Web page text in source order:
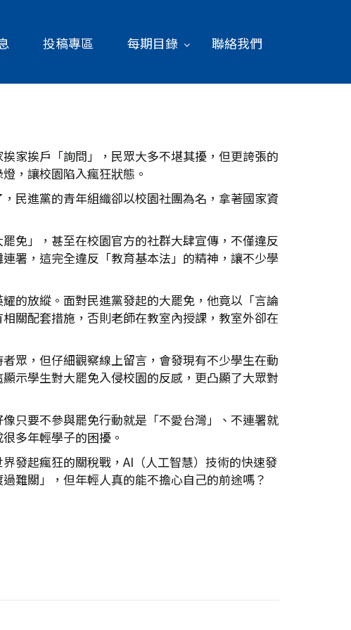
投稿專區 每期目錄 聯絡我們
家挨戶「詢問」，民眾大多不堪其擾，但更誇張的
，讓校園陷入瘋狂狀態。
民進黨的青年組織卻以校園社團為名，拿著國家資
免」，甚至在校園官方的社群大肆宣傳，不僅違反
署，這完全違反「教育基本法」的精神，讓不少學
的放縱。面對民進黨發起的大罷免，他竟以「言論
關配套措施，否則老師在教室內授課，教室外卻在
眾，但仔細觀察線上留言，會發現有不少學生在動
示學生對大罷免入侵校園的反感，更凸顯了大眾對
只要不參與罷免行動就是「不愛台灣」、不連署就
多年輕學子的困擾。
發起瘋狂的關稅戰，AI（人工智慧）技術的快速發
難關」，但年輕人真的能不擔心自己的前途嗎？